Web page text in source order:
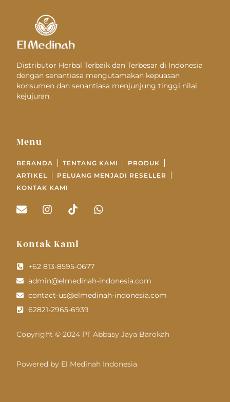
Distributor Herbal Terbaik dan Terbesar di Indonesia
dengan senantiasa mengutamakan kepuasan
konsumen dan senantiasa menjunjung tinggi nilai
kejujuran.
Menu
BERANDA TENTANG KAMI
PRODUK
ARTIKEL
PELUANG MENJADI RESELLER
KONTAK KAMI
Kontak Kami
+62 813-8595-0677
admin@elmedinah-indonesia.com
contact-us@elmedinah-indonesia.com
62821-2965-6939
Copyright © 2024 PT Abbasy Jaya Barokah
Powered by El Medinah Indonesia